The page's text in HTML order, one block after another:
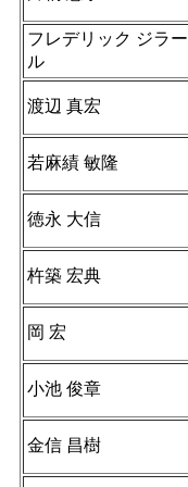
フレデリック ジラー
ル
渡辺 真宏
若麻績 敏隆
徳永 大信
杵築 宏典
岡 宏
小池 俊章
金信 昌樹